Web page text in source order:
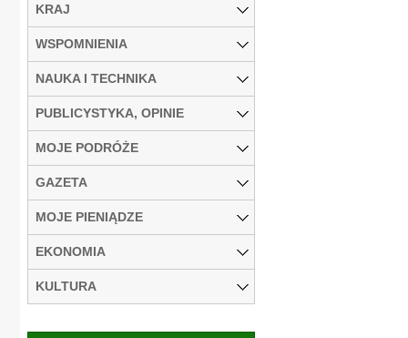
KRAJ
WSPOMNIENIA
NAUKA I TECHNIKA
PUBLICYSTYKA, OPINIE
MOJE PODRÓŻE
GAZETA
MOJE PIENIĄDZE
EKONOMIA
KULTURA